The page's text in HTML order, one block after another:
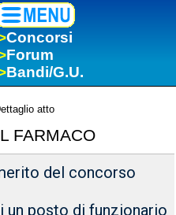
Concorsi
Forum
Bandi/G.U.
atto
FARMACO
del concorso
un posto di funzionario